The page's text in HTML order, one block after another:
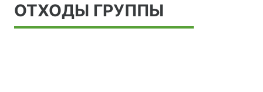
ОТХОДЫ ГРУППЫ